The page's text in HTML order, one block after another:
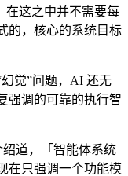
在这之中并不需要每
的，核心的系统目标
觉”问题，AI 还无
强调的可靠的执行智
道，「智能体系统
在只强调一个功能模